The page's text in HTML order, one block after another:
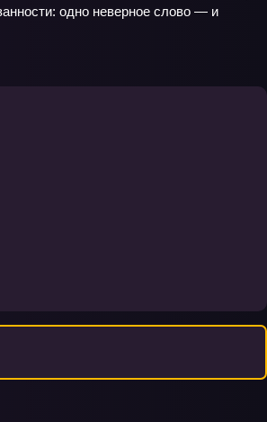
одно неверное слово — и